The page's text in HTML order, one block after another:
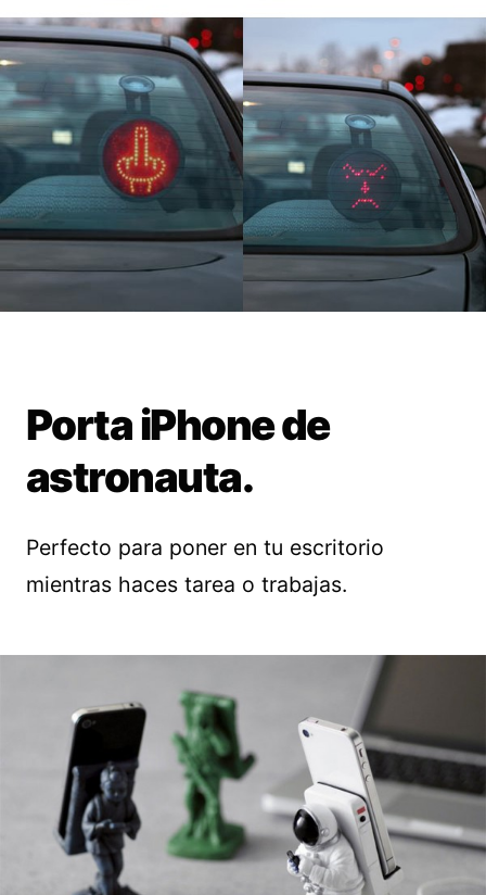
Porta iPhone de
astronauta.
Perfecto para poner en tu escritorio
mientras haces tarea o trabajas.